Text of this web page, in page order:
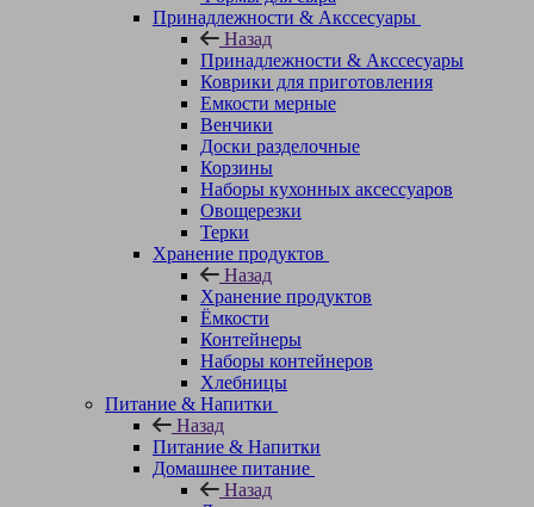
Принадлежности & Акссесуары
Назад
Принадлежности & Акссесуары
Коврики для приготовления
Емкости мерные
Венчики
Доски разделочные
Корзины
Наборы кухонных аксессуаров
Овощерезки
Терки
Хранение продуктов
Назад
Хранение продуктов
Ёмкости
Контейнеры
Наборы контейнеров
Хлебницы
Питание & Напитки
Назад
Питание & Напитки
Домашнее питание
Назад